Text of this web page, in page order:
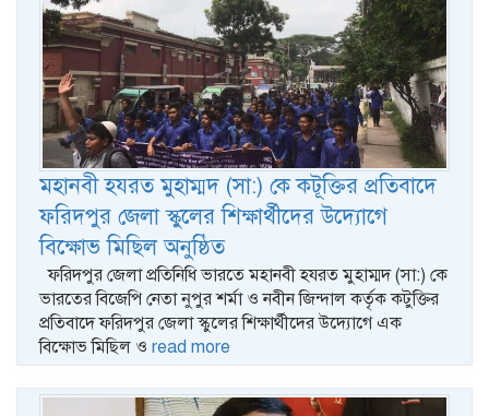
মহানবী হযরত মুহাম্মদ (সা:) কে কটূক্তির প্রতিবাদে
ফরিদপুর জেলা স্কুলের শিক্ষার্থীদের উদ্যোগে
বিক্ষোভ মিছিল অনুষ্ঠিত
ফরিদপুর জেলা প্রতিনিধি ভারতে মহানবী হযরত মুহাম্মদ (সা:) কে
ভারতের বিজেপি নেতা নুপুর শর্মা ও নবীন জিন্দাল কর্তৃক কটুক্তির
প্রতিবাদে ফরিদপুর জেলা স্কুলের শিক্ষার্থীদের উদ্যোগে এক
বিক্ষোভ মিছিল ও read more